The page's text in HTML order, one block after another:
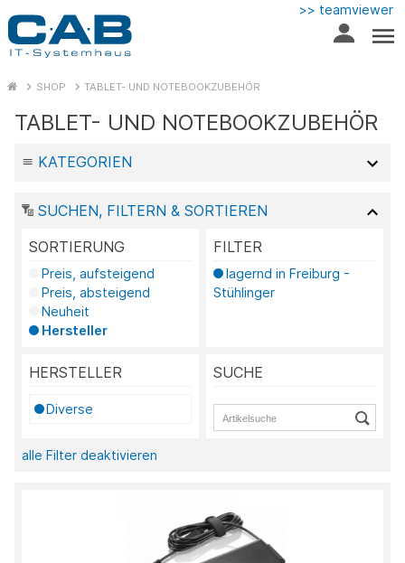
>> teamviewer
SHOP TABLET- UND NOTEBOOKZUBEHÖR
TABLET- UND NOTEBOOKZUBEHÖR
KATEGORIEN
SUCHEN, FILTERN & SORTIEREN
SORTIERUNG
Preis, aufsteigend
Preis, absteigend
Neuheit
Hersteller
FILTER
lagernd in Freiburg -
Stühlinger
HERSTELLER
Diverse
SUCHE
alle Filter deaktivieren